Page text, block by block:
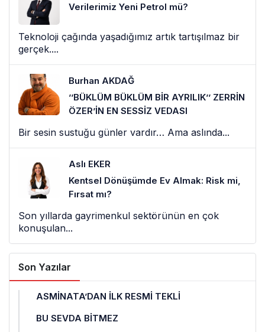
Verilerimiz Yeni Petrol mü?
Teknoloji çağında yaşadığımız artık tartışılmaz bir
gerçek....
Burhan AKDAĞ
’’BÜKLÜM BÜKLÜM BİR AYRILIK’’ ZERRİN
ÖZER’İN EN SESSİZ VEDASI
Bir sesin sustuğu günler vardır… Ama aslında...
Aslı EKER
Kentsel Dönüşümde Ev Almak: Risk mi,
Fırsat mı?
Son yıllarda gayrimenkul sektörünün en çok
konuşulan...
Son Yazılar
ASMİNATA’DAN İLK RESMİ TEKLİ
BU SEVDA BİTMEZ